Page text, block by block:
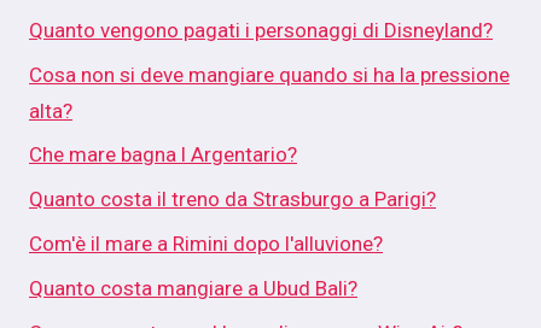
Quanto vengono pagati i personaggi di Disneyland?
Cosa non si deve mangiare quando si ha la pressione
alta?
Che mare bagna l Argentario?
Quanto costa il treno da Strasburgo a Parigi?
Com'è il mare a Rimini dopo l'alluvione?
Quanto costa mangiare a Ubud Bali?